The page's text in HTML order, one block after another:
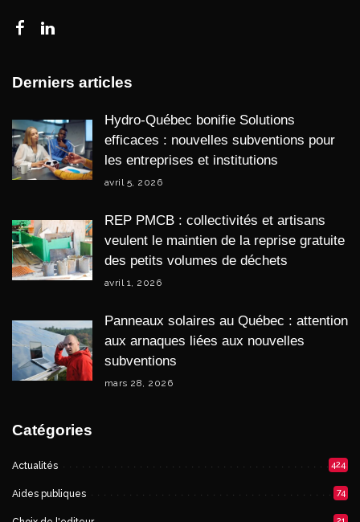
Derniers articles
Hydro-Québec bonifie Solutions
efficaces : nouvelles subventions pour
les entreprises et institutions
avril 5, 2026
REP PMCB : collectivités et artisans
veulent le maintien de la reprise gratuite
des petits volumes de déchets
avril 1, 2026
Panneaux solaires au Québec : attention
aux arnaques liées aux nouvelles
subventions
mars 28, 2026
Catégories
Actualités 424
Aides publiques 74